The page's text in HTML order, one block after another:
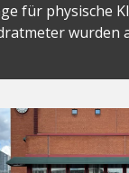
für physische
wurden